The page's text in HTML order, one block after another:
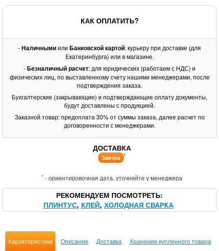
КАК ОПЛАТИТЬ?
-Наличнымиили Банковской картой: курьеру при доставке (для
Екатеринбурга) или в магазине.
-Безналичный расчет: для юридических (работаем с НДС) и
физических лиц, по выставленному счету нашими менеджерами, после
подтверждения заказа.
Бухгалтерские (закрывающие) и подтверждающие оплату документы,
будут доставлены с продукцией.
Заказной товар: предоплата 30% от суммы заказа, далее расчет по
договоренности с менеджерами.
ДОСТАВКА
Завтра *
* - ориентировочная дата, уточняйте у менеджера
РЕКОМЕНДУЕМ ПОСМОТРЕТЬ
ПЛИНТУС КЛЕЙ ХОЛОДНАЯ СВАРКА
Характеристики Описание Доставка Хранение купленного товара